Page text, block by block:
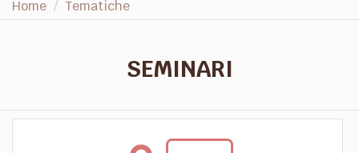
Home Tematiche
SEMINARI